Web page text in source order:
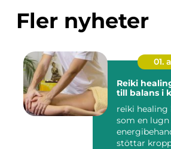
Fler nyheter
01.
Reiki healing en mjuk
till balans i
reiki healing
som en
stöttar